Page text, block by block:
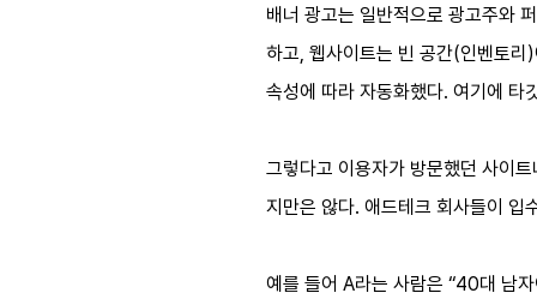
배너 광고는 일반적으로 광고주와
하고, 웹사이트는 빈 공간(인벤토리
속성에 따라 자동화했다. 여기에 타
그렇다고 이용자가 방문했던 사이
지만은 않다. 애드테크 회사들이 입
예를 들어 A라는 사람은 “40대 남